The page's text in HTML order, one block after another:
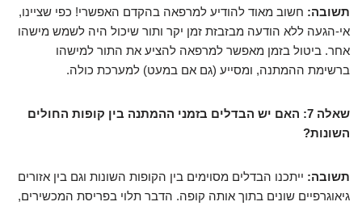
תשובה: חשוב מאוד להודיע למרפאה בהקדם האפשרי! כפי שציינו,
אי-הגעה ללא הודעה מבזבזת זמן יקר ותור שיכול היה לשמש מישהו
אחר. ביטול בזמן מאפשר למרפאה להציע את התור למישהו
ברשימת ההמתנה, ומסייע (גם אם במעט) למערכת כולה.
שאלה 7: האם יש הבדלים בזמני ההמתנה בין קופות החולים
השונות?
תשובה: ייתכנו הבדלים מסוימים בין הקופות השונות וגם בין אזורים
גיאוגרפיים שונים בתוך אותה קופה. הדבר תלוי בפריסת המכשירים,